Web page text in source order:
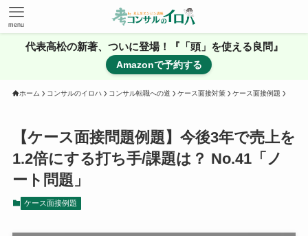
menu
代表高松の新著、ついに登場！『「頭」を使える良問』
Amazonで予約する
ホーム コンサルのイロハ コンサル転職への道 ケース面接対策 ケース面接例題
【ケース面接問題例題】今後3年で売上を
1.2倍にする打ち手/課題は？ No.41「ノ
ート問題」
ケース面接例題